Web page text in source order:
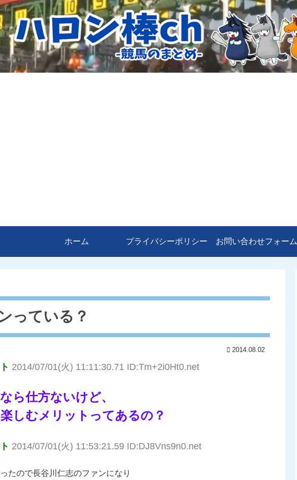
ホーム プライバシーポリシー お問い合わせフォーム
っている？
2014.08.02
2014/07/01(火) 11:11:30.71 ID:Tm+2i0Ht0.net
ら仕方ないけど、
しむメリットってあるの？
2014/07/01(火) 11:53:21.59 ID:DJ8Vns9n0.net
たので長谷川仁志のファンになり